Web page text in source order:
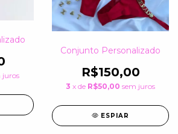
juros
Conjunto Personalizado
R$150,00
3 x de R$50,00 sem juros
ESPIAR